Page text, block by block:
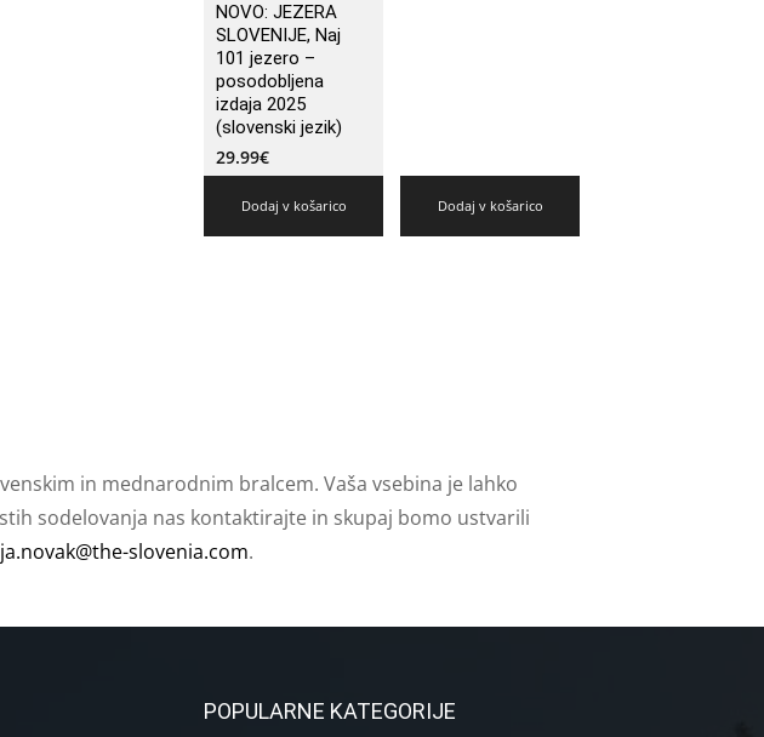
NOVO: JEZERA
SLOVENIJE, Naj
101 jezero –
posodobljena
izdaja 2025
(slovenski jezik)
29.99€
Dodaj v košarico Dodaj v košarico
in mednarodnim bralcem. Vaša vsebina je lahko
sodelovanja nas kontaktirajte in skupaj bomo ustvarili
slovenia.com.
POPULARNE KATEGORIJE